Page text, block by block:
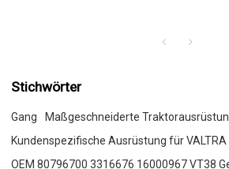
Stichwörter
Gang
Maßgeschneiderte
Kundenspezifische Ausrüstung für VALTRA
OEM 80796700 3316676 16000967 VT38